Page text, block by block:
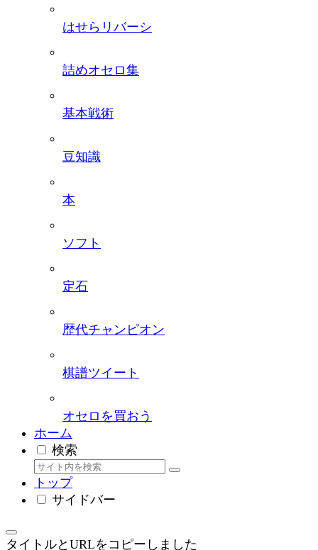
はせらリバーシ
詰めオセロ集
基本戦術
豆知識
本
ソフト
定石
歴代チャンピオン
棋譜ツイート
オセロを買おう
ホーム
検索
トップ
サイドバー
タイトルとURLをコピーしました